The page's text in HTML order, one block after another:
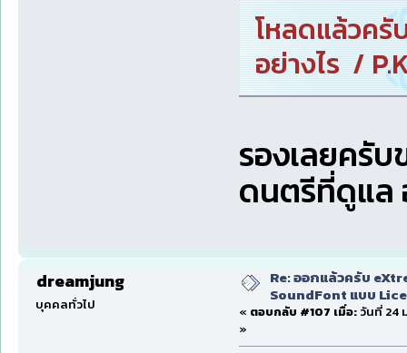
โหลดแล้วครั
อย่างไร /
รองเลยครั
ดนตรีที่ดูแล
dreamjung
บุคคลทั่วไป
Re: ออกแล้วครับ
SoundFont แบบ
« ตอบกลับ #107 เมื่อ: วันที่ 24
»